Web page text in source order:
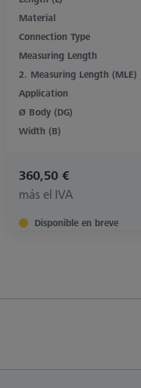
Material
Connection Type
Measuring Length
2. Measuring Length (MLE)
Application
Ø Body (DG)
Width (B)
360,50 €
más el IVA
Disponible en breve